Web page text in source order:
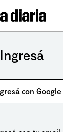
Ingresá
con Google